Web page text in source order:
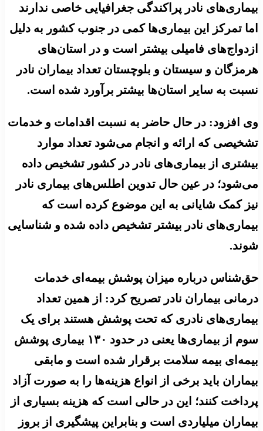
بیماری‌های نادر پراکندگی جغرافیایی خاصی ندارند
اما تمرکز این بیماری‌ها کمی در جنوب کشور به دلیل
ازدواج‌های فامیلی بیشتر است و در استان‌های
هرمزگان و سیستان و بلوچستان تعداد بیماران نادر
نسبت به سایر استان‌ها بیشتر برآورد شده است.
وی افزود: در حال حاضر به نسبت اقدامات و خدمات
تشخیصی که ارائه و انجام می‌شود تعداد موارد
بیشتری از بیماری‌های نادر در کشور تشخیص داده
می‌شود؛ در عین حال تدوین اطلس‌های بیماری نادر
نیز کمک شایانی به این موضوع کرده است که
بیماری‌های نادر بیشتر تشخیص داده شده و شناسایی
شوند.
حق‌شناس درباره میزان پوشش بیمه‌ای خدمات
درمانی بیماران نادر تصریح کرد: از همین تعداد
بیماری‌های نادری که تحت پوشش هستند برای یک
سوم از بیماری‌ها یعنی در حدود ۱۳۰ بیماری پوشش
بیمه‌ای بیمه سلامت برقرار شده است و مابقی
بیماران باید برخی از انواع هزینه‌ها را به صورت آزاد
پرداخت کنند؛ این در حالی است که هزینه بسیاری از
بیماران میلیاردی است و بنابراین پیشگیری از بروز